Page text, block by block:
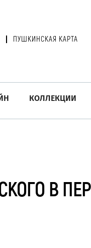
ПУШКИНСКАЯ КАРТА
КОЛЛЕКЦИИ
В